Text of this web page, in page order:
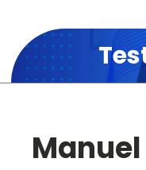
Manuel